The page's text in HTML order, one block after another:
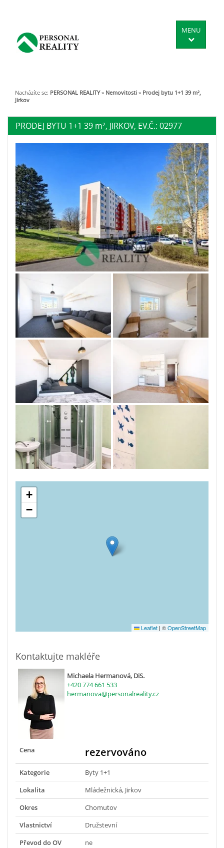
MENU
Nacházíte se: PERSONAL REALITY » Nemovitosti » Prodej bytu 1+1 39 m²,
Jirkov
PRODEJ BYTU 1+1 39 m², JIRKOV, EV.Č.: 02977
+
−
Leaflet | ©OpenStreetMap
Kontaktujte makléře
Michaela Hermanová, DiS.
+420 774 661 533
hermanova@personalreality.cz
Cena rezervováno
Kategorie
Byty 1+1
Lokalita
Mládežnická, Jirkov
Okres
Chomutov
Vlastnictví
Družstevní
Převod do OV
ne